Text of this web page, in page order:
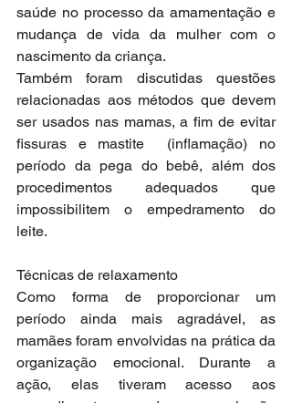
saúde no processo da amamentação e
mudança de vida da mulher com o
nascimento da criança.
Também foram discutidas questões
relacionadas aos métodos que devem
ser usados nas mamas, a fim de evitar
fissuras e mastite  (inflamação) no
período da pega do bebê, além dos
procedimentos adequados que
impossibilitem o empedramento do
leite.
Técnicas de relaxamento
Como forma de proporcionar um
período ainda mais agradável, as
mamães foram envolvidas na prática da
organização emocional. Durante a
ação, elas tiveram acesso aos